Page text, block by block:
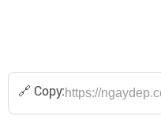
🔗 Copy: